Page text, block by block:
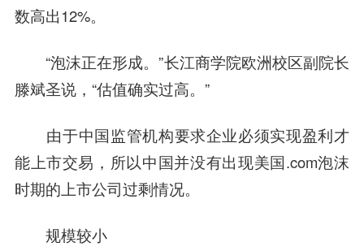
数高出12%。
“泡沫正在形成。”长江商学院欧洲校区副院长
滕斌圣说，“估值确实过高。”
由于中国监管机构要求企业必须实现盈利才
能上市交易，所以中国并没有出现美国.com泡沫
时期的上市公司过剩情况。
规模较小